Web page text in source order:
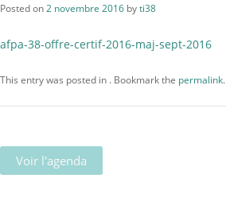
Posted on2 novembre 2016 byti38
afpa-38-offre-certif-2016-maj-sept-2016
This entry was posted in . Bookmark the permalink.
Voir l'agenda